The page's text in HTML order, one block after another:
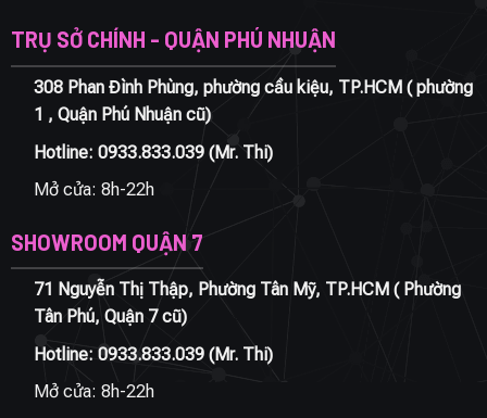
TRỤ SỞ CHÍNH - QUẬN PHÚ NHUẬN
308 Phan Đình Phùng, phường cầu kiệu, TP.HCM ( phường
1 , Quận Phú Nhuận cũ)
Hotline: 0933.833.039(Mr. Thi)
Mở cửa: 8h-22h
SHOWROOM QUẬN 7
71 Nguyễn Thị Thập, Phường Tân Mỹ, TP.HCM ( Phường
Tân Phú, Quận 7 cũ)
Hotline: 0933.833.039(Mr. Thi)
Mở cửa: 8h-22h